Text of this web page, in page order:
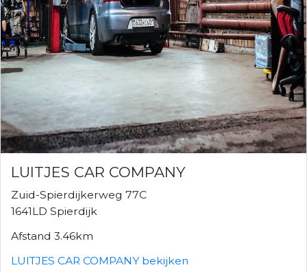
LUITJES CAR COMPANY
Zuid-Spierdijkerweg 77C
1641LD Spierdijk
Afstand 3.46km
LUITJES CAR COMPANY bekijken